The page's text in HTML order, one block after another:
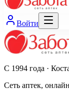
Войти
С 1994 года ·
Сеть аптек,